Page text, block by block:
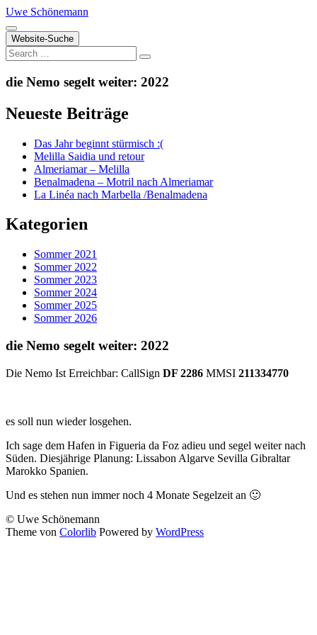
Zum
Inhalt
springen
Uwe Schönemann
Website-Suche
Search
die Nemo segelt weiter: 2022
Neueste Beiträge
Das Jahr beginnt stürmisch :(
Melilla Saidia und retour
Almeriamar – Melilla
Benalmadena – Motril nach Almeriamar
La Linéa nach Marbella /Benalmadena
Kategorien
Sommer 2021
Sommer 2022
Sommer 2023
Sommer 2024
Sommer 2025
Sommer 2026
die Nemo segelt weiter: 2022
Die Nemo Ist Erreichbar: CallSign DF 2286 MMSI 211334770
es soll nun wieder losgehen.
Ich sage dem Hafen in Figueria da Foz adieu und segel weiter nach
Süden. Diesjährige Planung: Lissabon Algarve Sevilla Gibraltar
Marokko Spanien.
Und es stehen nun immer noch 4 Monate Segelzeit an 🙂
© Uwe Schönemann
Theme von Colorlib Powered by WordPress